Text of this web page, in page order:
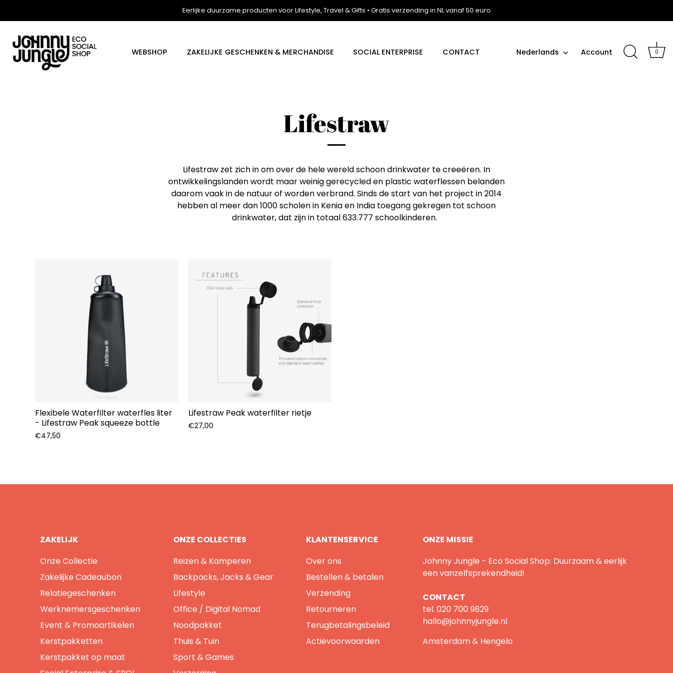
Eerlijke duurzame producten voor Lifestyle, Travel & Gifts • Gratis verzending in NL vanaf 50 euro
WEBSHOP ZAKELIJKE GESCHENKEN & MERCHANDISE SOCIAL ENTERPRISE CONTACT Taal
Nederlands Account 0
Lifestraw
Lifestraw zet zich in om over de hele wereld schoon drinkwater te creeëren. In
ontwikkelingslanden wordt maar weinig gerecycled en plastic waterflessen belanden
daarom vaak in de natuur of worden verbrand. Sinds de start van het project in 2014
hebben al meer dan 1000 scholen in Kenia en India toegang gekregen tot schoon
drinkwater, dat zijn in totaal 633.777 schoolkinderen.
Flexibele Waterfilter waterfles liter
- Lifestraw Peak squeeze bottle
€47,50
Lifestraw Peak waterfilter rietje
€27,00
ZAKELIJK
Onze Collectie
Zakelijke Cadeaubon
Relatiegeschenken
Werknemersgeschenken
Event & Promoartikelen
Kerstpakketten
Kerstpakket op maat
ONZE COLLECTIES
Reizen & Kamperen
Backpacks, Jacks & Gear
Lifestyle
Office / Digital Nomad
Noodpakket
Thuis & Tuin
Sport & Games
KLANTENSERVICE
Over ons
Bestellen & betalen
Verzending
Retourneren
Terugbetalingsbeleid
Actievoorwaarden
ONZE MISSIE
Johnny Jungle - Eco Social Shop: Duurzaam & eerlijk
een vanzelfsprekendheid!
CONTACT
tel. 020 700 9829
hallo@johnnyjungle.nl
Amsterdam & Hengelo